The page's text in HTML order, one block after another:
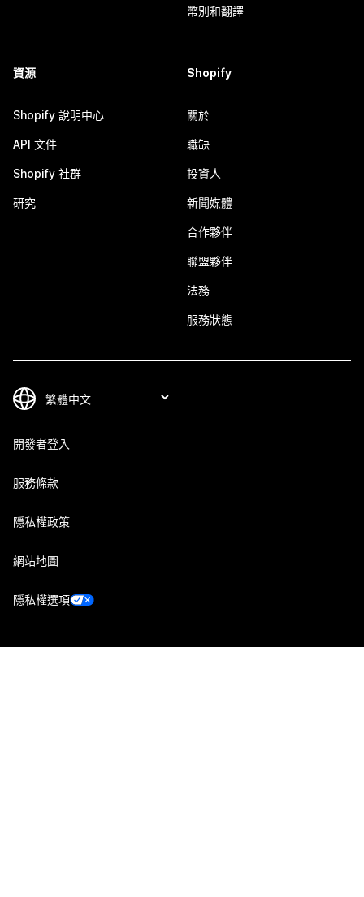
幣別和翻譯
資源
Shopify 說明中心
API 文件
Shopify 社群
研究
Shopify
關於
職缺
投資人
新聞媒體
合作夥伴
聯盟夥伴
法務
服務狀態
開發者登入
服務條款
隱私權政策
網站地圖
隱私權選項